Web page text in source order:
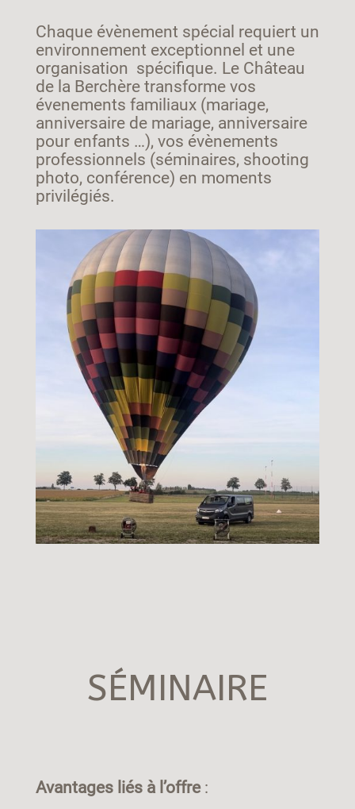
Chaque évènement spécial requiert un
environnement exceptionnel et une
organisation spécifique. Le Château
de la Berchère transforme vos
évenements familiaux (mariage,
anniversaire de mariage, anniversaire
pour enfants …), vos évènements
professionnels (séminaires, shooting
photo, conférence) en moments
privilégiés.
SÉMINAIRE
Avantages liés à l’offre: